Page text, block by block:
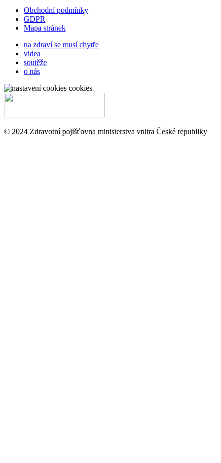
Obchodní podmínky
GDPR
Mapa stránek
na zdraví se musí chytře
videa
soutěže
o nás
cookies
© 2024 Zdravotní pojišťovna ministerstva vnitra České republiky